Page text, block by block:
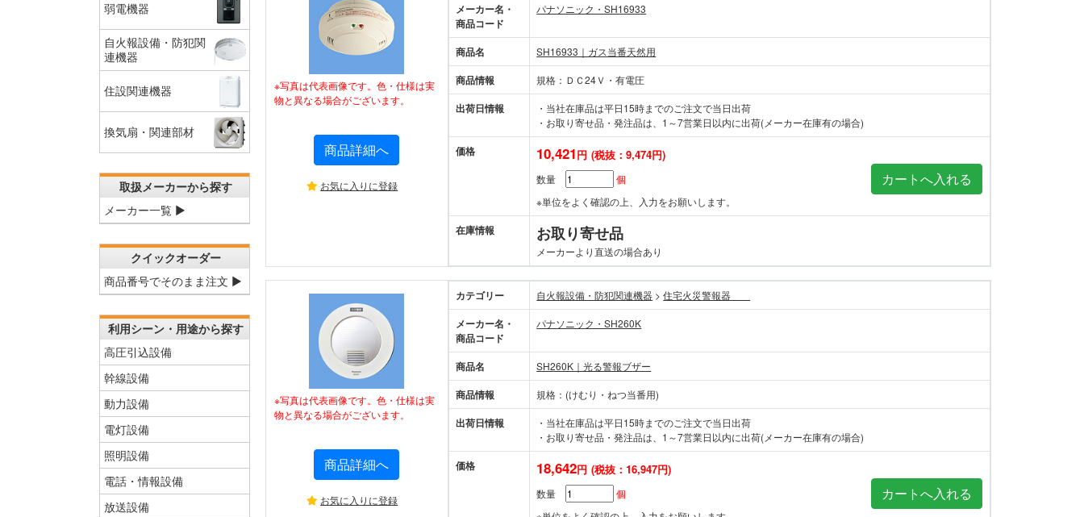
※写真は代表画像です。色・仕様は実
物と異なる場合がございます。
商品詳細へ
お気に入りに登録
メーカー名・
商品コード
パナソニック・SH16933
商品名 SH16933｜ガス当番天然用
商品情報 規格：ＤＣ24Ｖ・有電圧
出荷日情報
・当社在庫品は平日15時までのご注文で当日出荷
・お取り寄せ品・発注品は、1～7営業日以内に出荷(メーカー在庫有の場合)
価格 10,421円 (税抜：9,474円)
数量
個
※単位をよく確認の上、入力をお願いします。
在庫情報 お取り寄せ品
メーカーより直送の場合あり
※写真は代表画像です。色・仕様は実
物と異なる場合がございます。
商品詳細へ
お気に入りに登録
カテゴリー 自火報設備・防犯関連機器 > 住宅火災警報器
メーカー名・
商品コード
パナソニック・SH260K
商品名 SH260K｜光る警報ブザー
商品情報 規格：(けむり・ねつ当番用)
出荷日情報
・当社在庫品は平日15時までのご注文で当日出荷
・お取り寄せ品・発注品は、1～7営業日以内に出荷(メーカー在庫有の場合)
価格 18,642円 (税抜：16,947円)
数量
個
弱電機器
自火報設備・防犯関
連機器
住設関連機器
換気扇・関連部材
取扱メーカーから探す
メーカー一覧 ▶
クイックオーダー
商品番号でそのまま注文 ▶
利用シーン・用途から探す
高圧引込設備
幹線設備
動力設備
電灯設備
照明設備
電話・情報設備
放送設備